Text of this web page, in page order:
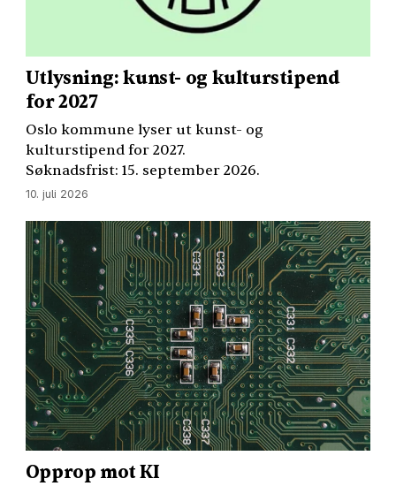
Utlysning: kunst- og kulturstipend
for 2027
Oslo kommune lyser ut kunst- og
kulturstipend for 2027.
Søknadsfrist: 15. september 2026.
10. juli 2026
Opprop mot KI